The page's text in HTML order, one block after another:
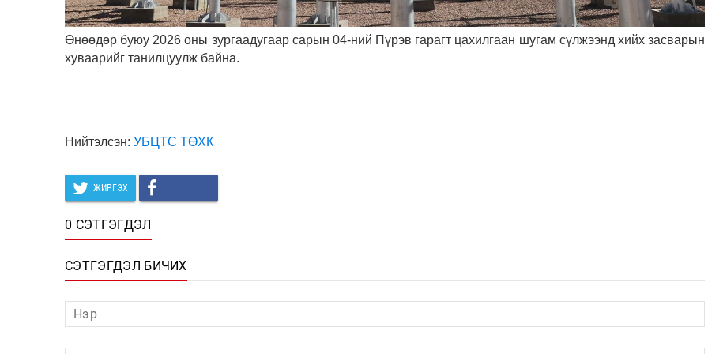
Өнөөдөр буюу 2026 оны зургаадугаар сарын 04-ний Пүрэв гарагт цахилгаан шугам сүлжээнд хийх засварын
хуваарийг танилцуулж байна.
Нийтэлсэн: УБЦТС ТӨХК
ЖИРГЭХ
0 СЭТГЭГДЭЛ
СЭТГЭГДЭЛ БИЧИХ